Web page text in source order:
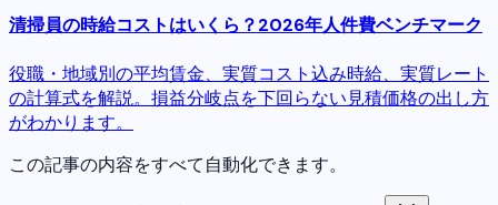
清掃員の時給コストはいくら？2026年人件費ベンチマーク
役職・地域別の平均賃金、実質コスト込み時給、実質レート
の計算式を解説。損益分岐点を下回らない見積価格の出し方
がわかります。
この記事の内容をすべて自動化できます。